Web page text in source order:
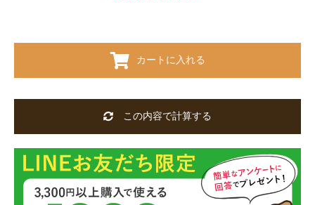
カートに入れる
この内容で計算する